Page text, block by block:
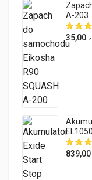
A-203
35,00
839,00